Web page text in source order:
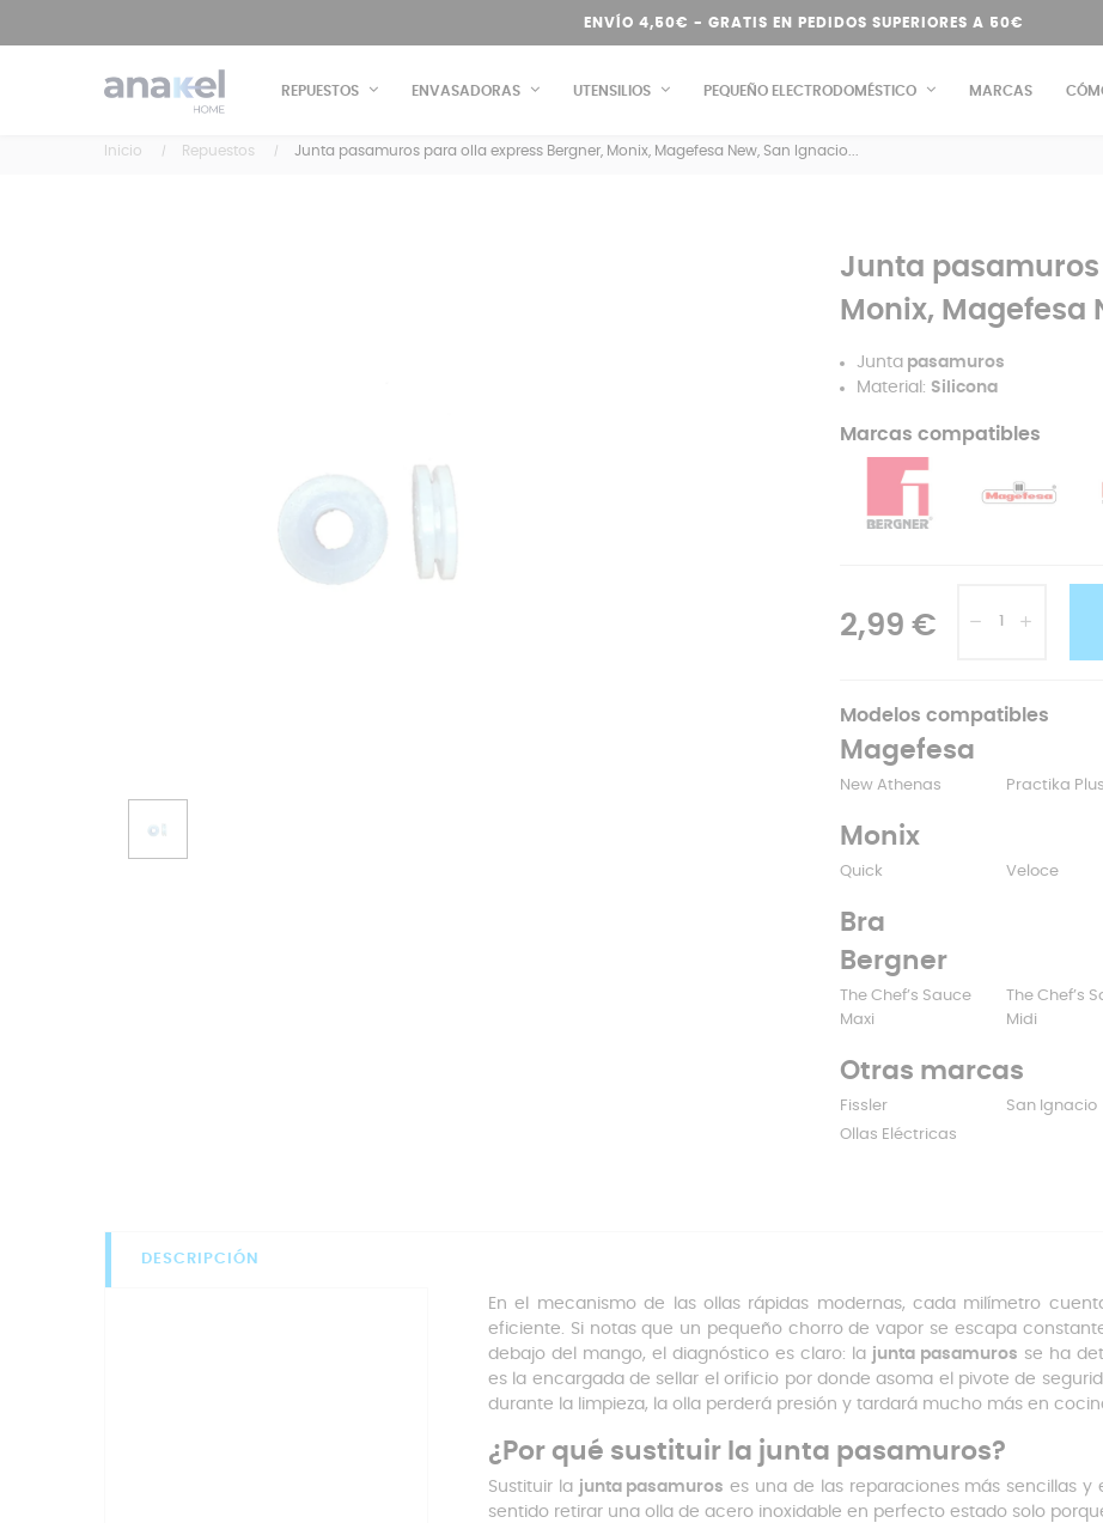
ENVÍO 4,50€ - GRATIS EN PEDIDOS SUPERIORES A 50€
REPUESTOS ENVASADORAS UTENSILIOS PEQUEÑO ELECTRODOMÉSTICO MARCAS
Inicio Repuestos Junta pasamuros para olla express Bergner, Monix, Magefesa New, San Ignacio...
Junta
Monix, Magefesa
Juntapasamuros
Material: Silicona
Marcas compatibles
2,99 €
Modelos compatibles
Magefesa
New Athenas Practika Plus
Monix
Quick Veloce
Bra
Bergner
The Chef’s Sauce
Maxi
The Chef’s
Midi
Otras marcas
Fissler San Ignacio
Ollas Eléctricas
DESCRIPCIÓN
En el mecanismo de las ollas rápidas modernas, cada milímetro
eficiente. Si notas que un pequeño chorro de vapor se escapa
debajo del mango, el diagnóstico es claro: la junta pasamuros se ha
es la encargada de sellar el orificio por donde asoma el pivote de
durante la limpieza, la olla perderá presión y tardará mucho más en
¿Por qué sustituir la junta pasamuros?
Sustituir la junta pasamuros es una de las reparaciones más sencillas
sentido retirar una olla de acero inoxidable en perfecto estado solo